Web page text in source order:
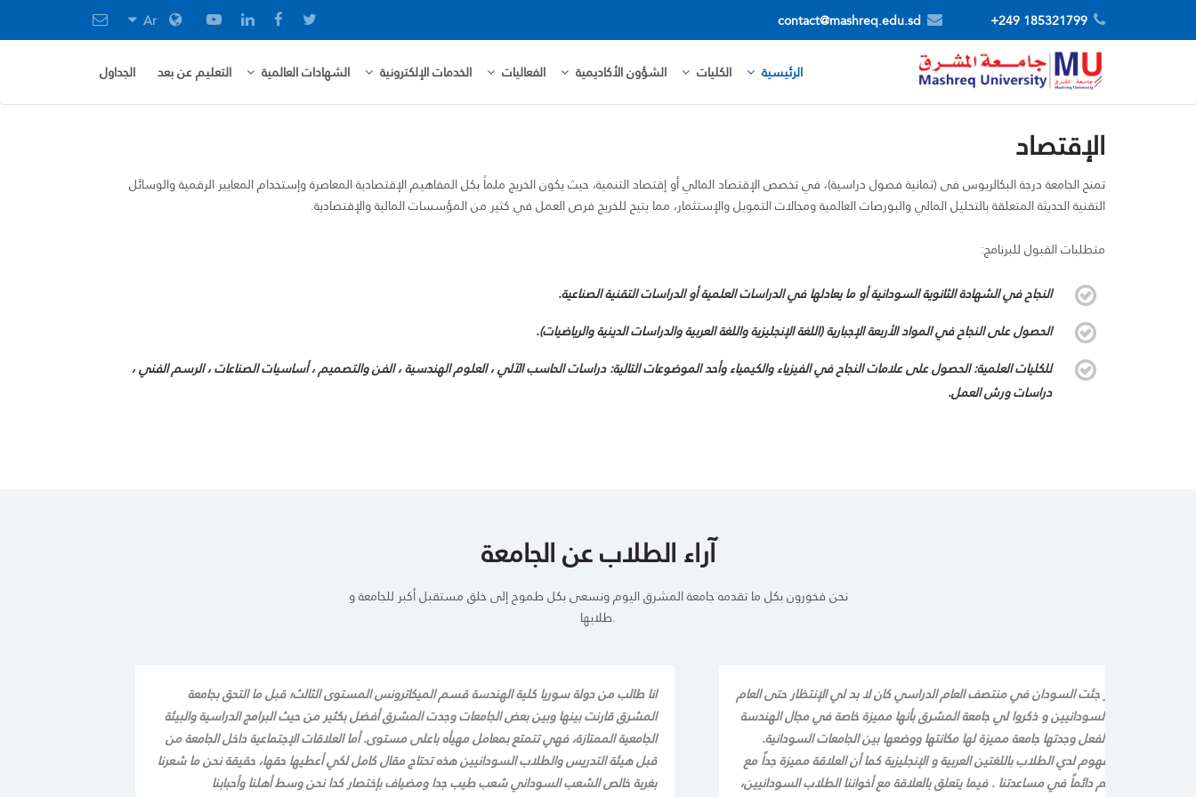
Ar 185321799 249+
contact@mashreq.edu.sd
الرئيسية الكليات الشؤون الأكاديمية الفعاليات الخدمات الإلكترونية الشهادات العالمية التعليم عن بعد الجداول
الإقتصاد
تمنح الجامعة درجة البكالريوس فى (ثمانية فصول دراسية)، في تخصص الإقتصاد المالي أو إقتصاد التنمية، حيث يكون الخريج ملماً بكل المفاهيم الإقتصادية المعاصرة وإستخدام المعايير الرقمية والوسائل
التقنية الحديثة المتعلقة بالتحليل المالي والبورصات العالمية ومجالات التمويل والإستثمار، مما يتيح للخريج فرص العمل في كثير من المؤسسات المالية والإقتصادية.
متطلبات القبول للبرنامج:
النجاح في الشهادة الثانوية السودانية أو ما يعادلها في الدراسات العلمية أو الدراسات التقنية الصناعية.
الحصول على النجاح في المواد الأربعة الإجبارية (اللغة الإنجليزية واللغة العربية والدراسات الدينية والرياضيات).
للكليات العلمية: الحصول على علامات النجاح في الفيزياء والكيمياء وأحد الموضوعات التالية: دراسات الحاسب الآلي ، العلوم الهندسية ، الفن والتصميم ، أساسيات الصناعات ، الرسم الفني ،
دراسات ورش العمل.
آراء الطلاب عن الجامعة
نحن فخورون بكل ما تقدمه جامعة المشرق اليوم ونسعى بكل طموح إلى خلق مستقبل أكبر للجامعة و
طلابها.
انا طالب من دولة سوريا كلية الهندسة قسم الميكاترونس المستوى الثالث؛ قبل ما التحق بجامعة
المشرق قارنت بينها وبين بعض الجامعات وجدت المشرق أفضل بكثير من حيث البرامج الدراسية والبيئة
الجامعية الممتازة، فهي تتمتع بمعامل مهيأه باعلى مستوى. أما العلاقات الإجتماعية داخل الجامعة من
قبل هيئة التدريس والطلاب السودانيين هذه تحتاج مقال كامل لكي أعطيها حقها، حقيقة نحن ما شعرنا
بغربة خالص الشعب السوداني شعب طيب جدا ومضياف بإختصار كدا نحن وسط أهلنا وأحبابنا
من دولة مصر جئت السودان في منتصف العام الدراسي كان لا بد لي الإنتظار حتى العام
بعض الأخوان السودانيين و ذكروا لي جامعة المشرق بأنها مميزة خاصة في مجال الهندسة
بالجامعة، بالفعل وجدتها جامعة مميزة لها مكانتها ووضعها بين الجامعات السودانية.
سلس و مفهوم لدي الطلاب باللغتين العربية و الإنجليزية كما أن العلاقة مميزة جداً مع
و الطلاب فهم دائماً في مساعدتنا . فيما يتعلق بالعلاقة مع أخواننا الطلاب السودانيين،